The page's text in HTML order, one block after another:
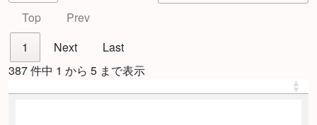
Top
Prev
1
Next
Last
387 件中 1 から 5 まで表示